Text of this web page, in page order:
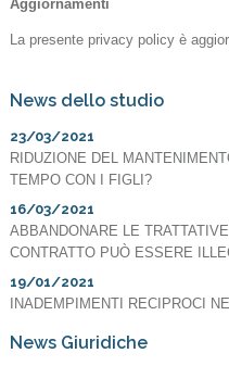
Aggiornamenti
La presente privacy policy è
News dello studio
23/03/2021
RIDUZIONE DEL
TEMPO CON I FIGLI?
16/03/2021
ABBANDONARE LE
CONTRATTO PUÒ ESSERE
19/01/2021
INADEMPIMENTI RECIPROCI
News Giuridiche